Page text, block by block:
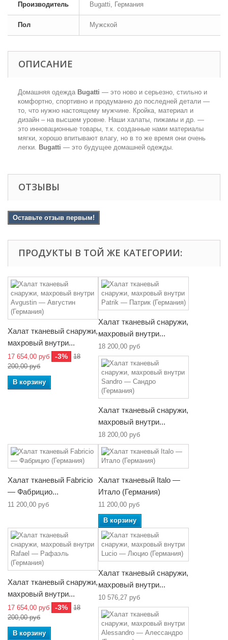
Производитель Bugatti, Германия
Пол Мужской
ОПИСАНИЕ
Домашняя одежда Bugatti — это ново и серьезно, стильно и
комфортно, спортивно и продуманно до последней детали —
то, что нужно настоящему мужчине. Кройка, материал и
дизайн – на высшем уровне. Наши халаты, пижамы и др. —
это инновационные товары, т.к. созданные нами материалы
мягки, хорошо впитывают влагу, но в то же время они очень
легки. Bugatti — это будущее домашней одежды.
ОТЗЫВЫ
Оставьте отзыв первым!
ПРОДУКТЫ В ТОЙ ЖЕ КАТЕГОРИИ:
Халат тканевый снаружи,
махровый внутри...
17 654,00 руб -3%
18
200,00 руб
В корзину
Халат тканевый снаружи,
махровый внутри...
18 200,00 руб
Халат тканевый снаружи,
махровый внутри...
18 200,00 руб
Халат тканевый Fabricio
— Фабрицио...
11 200,00 руб
Халат тканевый Italo —
Итало (Германия)
11 200,00 руб
В корзину
Халат тканевый снаружи,
махровый внутри...
17 654,00 руб -3%
18
200,00 руб
В корзину
Халат тканевый снаружи,
махровый внутри...
10 576,27 руб